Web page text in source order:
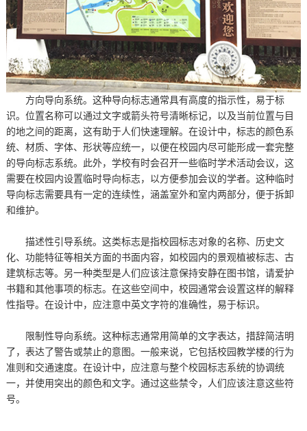
方向导向系统。这种导向标志通常具有高度的指示性，易于标
识。位置名称可以通过文字或箭头符号清晰标记，以及当前位置与目
的地之间的距离，这有助于人们快速理解。在设计中，标志的颜色系
统、材质、字体、形状等应统一，以便在校园内尽可能形成一套完整
的导向标志系统。此外，学校有时会召开一些临时学术活动会议，这
需要在校园内设置临时导向标志，以方便参加会议的学者。这种临时
导向标志需要具有一定的连续性，涵盖室外和室内两部分，便于拆卸
和维护。
描述性引导系统。这类标志是指校园标志对象的名称、历史文
化、功能特征等相关方面的书面内容，如校园内的景观植被标志、古
建筑标志等。另一种类型是人们应该注意保持安静在图书馆，请爱护
书籍和其他事项的标志。在这些空间中，校园通常会设置这样的解释
性指导。在设计中，应注意中英文字符的准确性，易于标识。
限制性导向系统。这种标志通常用简单的文字表达，措辞简洁明
了，表达了警告或禁止的意图。一般来说，它包括校园教学楼的行为
准则和交通速度。在设计中，应注意与整个校园标志系统的协调统
一，并使用突出的颜色和文字。通过这些禁令，人们应该注意这些符
号。